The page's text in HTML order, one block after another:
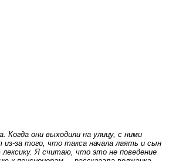
они выходили на улицу, с ними
за того, что такса начала лаять и сын
Я считаю, что это не поведение